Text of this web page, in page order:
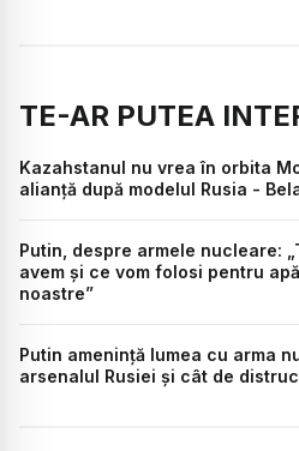
TE-AR PUTEA
Kazahstanul nu vrea în orbita
alianţă după modelul Rusia -
Putin, despre armele nucleare:
avem şi ce vom folosi pentru
noastre”
Putin amenință lumea cu arma
arsenalul Rusiei și cât de